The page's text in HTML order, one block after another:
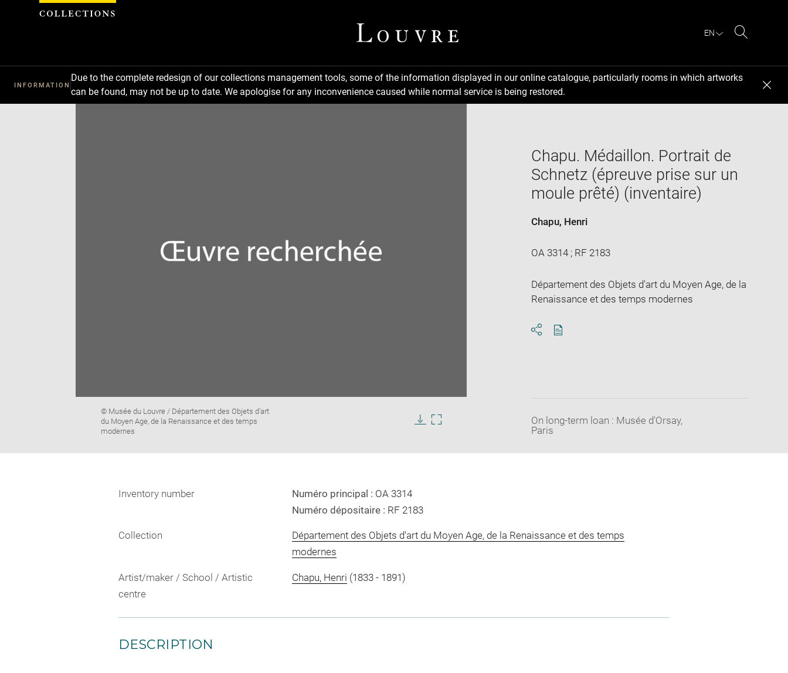
EN
INFORMATION
Due to the complete redesign of our collections management tools, some of the information displayed in our online catalogue, particularly rooms in which artworks
can be found, may not be up to date. We apologise for any inconvenience caused while normal service is being restored.
Image
caption:
© Musée du Louvre / Département des Objets d'art
du Moyen Age, de la Renaissance et des temps
modernes
in
Chapu. Médaillon. Portrait de
Schnetz (épreuve prise sur un
moule prêté) (inventaire)
Chapu, Henri
OA 3314 ; RF 2183
Département des Objets d'art du Moyen Age, de la
Renaissance et des temps modernes
On long-term loan : Musée d'Orsay,
Paris
Inventory number Numéro principal : OA 3314
Numéro dépositaire : RF 2183
Collection
Département des Objets d'art du Moyen Age, de la Renaissance et des temps
modernes
Artist/maker / School / Artistic
centre
Chapu, Henri (1833 - 1891)
DESCRIPTION
Cookies management panel